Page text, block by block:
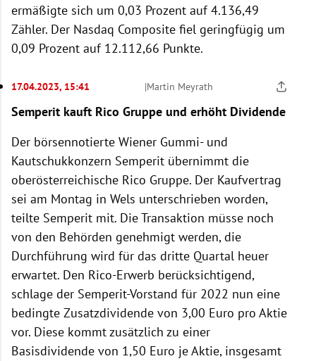
ermäßigte sich um 0,03 Prozent auf 4.136,49
Zähler. Der Nasdaq Composite fiel geringfügig um
0,09 Prozent auf 12.112,66 Punkte.
17.04.2023, 15:41 |Martin Meyrath
Semperit kauft Rico Gruppe und erhöht Dividende
Der börsennotierte Wiener Gummi- und
Kautschukkonzern Semperit übernimmt die
oberösterreichische Rico Gruppe. Der Kaufvertrag
sei am Montag in Wels unterschrieben worden,
teilte Semperit mit. Die Transaktion müsse noch
von den Behörden genehmigt werden, die
Durchführung wird für das dritte Quartal heuer
erwartet. Den Rico-Erwerb berücksichtigend,
schlage der Semperit-Vorstand für 2022 nun eine
bedingte Zusatzdividende von 3,00 Euro pro Aktie
vor. Diese kommt zusätzlich zu einer
Basisdividende von 1,50 Euro je Aktie, insgesamt